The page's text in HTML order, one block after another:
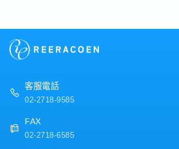
客戶
【公司福利】
・一年兩次獎金（過往實績：2～4個月）
客服電話
02-2718-9585
FAX
02-2718-6585